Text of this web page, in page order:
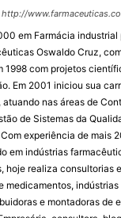
http://
em Farmácia
Oswaldo Cruz,
1998 com projetos
Em 2001 iniciou sua
nas áreas de
de Sistemas da
experiência de mais
em indústrias
hoje realiza consultorias
medicamentos,
e montadoras de